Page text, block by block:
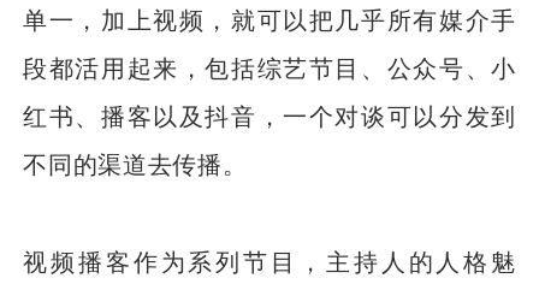
单一，加上视频，就可以把几乎所有媒介手
段都活用起来，包括综艺节目、公众号、小
红书、播客以及抖音，一个对谈可以分发到
不同的渠道去传播。
视频播客作为系列节目，主持人的人格魅